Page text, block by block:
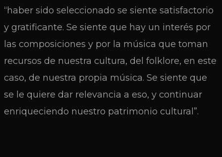
“haber sido seleccionado se siente satisfactorio
y gratificante. Se siente que hay un interés por
las composiciones y por la música que toman
recursos de nuestra cultura, del folklore, en este
caso, de nuestra propia música. Se siente que
se le quiere dar relevancia a eso, y continuar
enriqueciendo nuestro patrimonio cultural”.